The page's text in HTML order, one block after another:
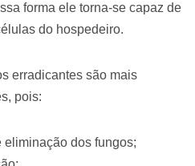
forma ele torna-se capaz de
do hospedeiro.
erradicantes são mais
pois:
eliminação dos fungos;